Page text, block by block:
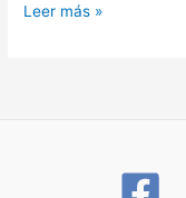
Leer más »